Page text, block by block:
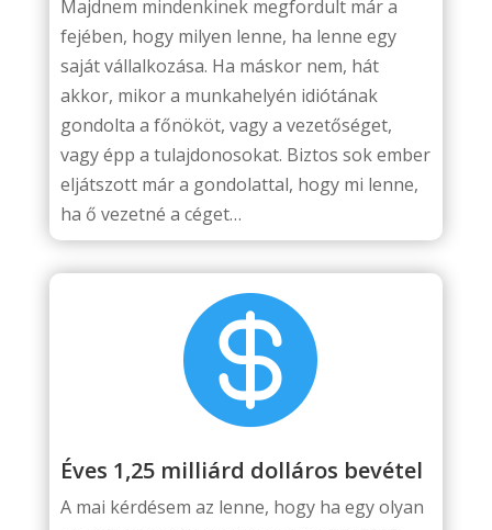
Majdnem mindenkinek megfordult már a
fejében, hogy milyen lenne, ha lenne egy
saját vállalkozása. Ha máskor nem, hát
akkor, mikor a munkahelyén idiótának
gondolta a főnököt, vagy a vezetőséget,
vagy épp a tulajdonosokat. Biztos sok ember
eljátszott már a gondolattal, hogy mi lenne,
ha ő vezetné a céget…

Éves 1,25 milliárd dolláros bevétel
A mai kérdésem az lenne, hogy ha egy olyan